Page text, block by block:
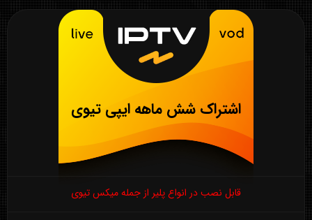
اشتراک شش ماهه ایپی تیوی
قابل نصب در انواع پلیر از جمله میکس تیوی